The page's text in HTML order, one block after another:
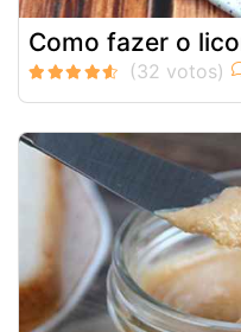
Como fazer o